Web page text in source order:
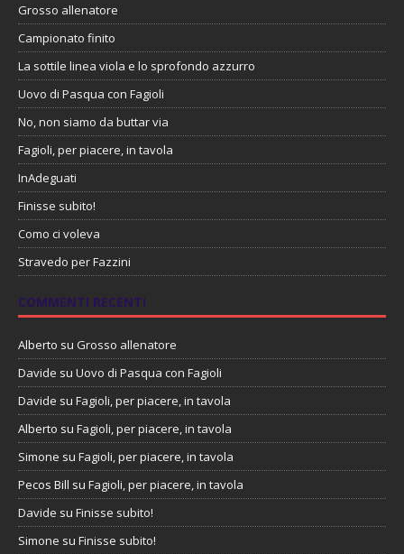
Grosso allenatore
Campionato finito
La sottile linea viola e lo sprofondo azzurro
Uovo di Pasqua con Fagioli
No, non siamo da buttar via
Fagioli, per piacere, in tavola
InAdeguati
Finisse subito!
Como ci voleva
Stravedo per Fazzini
COMMENTI RECENTI
Alberto su Grosso allenatore
Davide su Uovo di Pasqua con Fagioli
Davide su Fagioli, per piacere, in tavola
Alberto su Fagioli, per piacere, in tavola
Simone su Fagioli, per piacere, in tavola
Pecos Bill su Fagioli, per piacere, in tavola
Davide su Finisse subito!
Simone su Finisse subito!